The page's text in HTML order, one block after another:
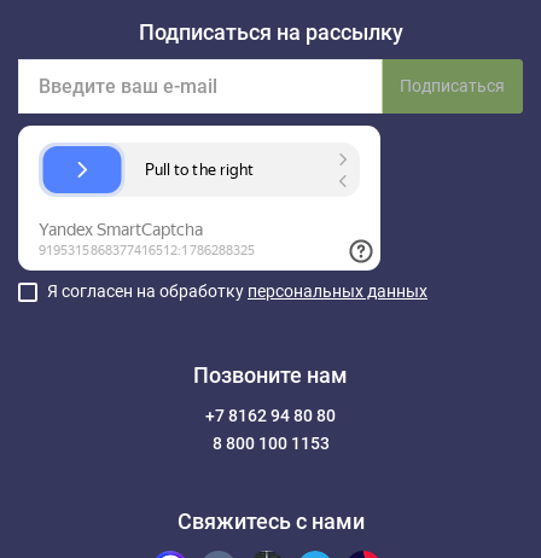
Подписаться на рассылку
Подписаться
Я согласен на обработку персональных данных
Позвоните нам
+7 8162 94 80 80
8 800 100 1153
Свяжитесь с нами